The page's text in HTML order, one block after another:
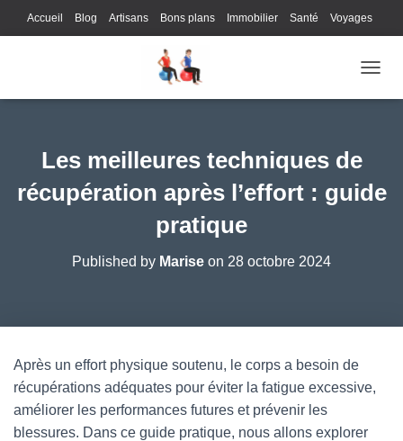
Accueil Blog Artisans Bons plans Immobilier Santé Voyages
Loisirs
Les meilleures techniques de
récupération après l’effort : guide
pratique
Published by Marise on 28 octobre 2024
Après un effort physique soutenu, le corps a besoin de
récupérations adéquates pour éviter la fatigue excessive,
améliorer les performances futures et prévenir les
blessures. Dans ce guide pratique, nous allons explorer